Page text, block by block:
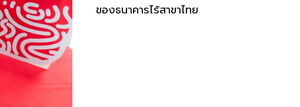
ของธนาคารไร้สาขาไทย